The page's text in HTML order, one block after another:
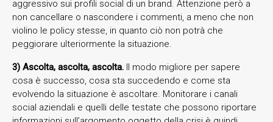
aggressivo sui profili social di un brand. Attenzione però a
non cancellare o nascondere i commenti, a meno che non
violino le policy stesse, in quanto ciò non potrà che
peggiorare ulteriormente la situazione.
3) Ascolta, ascolta, ascolta. Il modo migliore per sapere
cosa è successo, cosa sta succedendo e come sta
evolvendo la situazione è ascoltare. Monitorare i canali
social aziendali e quelli delle testate che possono riportare